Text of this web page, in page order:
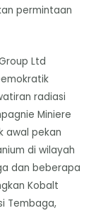
permintaan
Ltd
radiasi
Miniere
awal pekan
di wilayah
dan beberapa
Kobalt
Tembaga,